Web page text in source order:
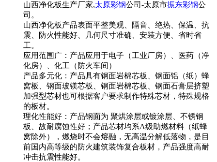
山西净化板生产厂家,太原彩钢公司-太原市振东彩钢公
司。
山西净化板产品表面平整美观、隔音、绝热、保温、抗
震、防火性能好、几何尺寸准确、安装方便、省时省
工。
应用范围广：产品应用于电子（工业厂房）、医药（净
化房）、化工（防火车间）
产品多元化：产品具有钢面岩棉芯板、钢面铝（纸）蜂
窝板、钢面玻镁芯板、钢面岩棉芯板、钢面石膏层挤塑
加强型芯材也可根据客户要求制作特殊芯材，特殊规格
的板材。
理化性能好：产品钢面为 聚烘涂层或镀涂层、不锈钢
板、故耐腐蚀性好；产品芯材均系A级助燃材料（纸蜂
窝除外），燃烧时不会熔融，无高温分解低落物，是目
前国内高等级的防火建筑装饰复合板材，产品强度高耐
冲击抗震性能好。